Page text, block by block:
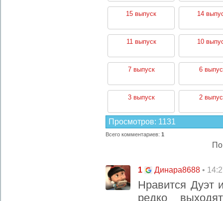
15 выпуск 14
11 выпуск 10
7 выпуск 6
3 выпуск 2
Просмотров: 1131
Всего комментариев: 1
1 Динара8688 •
Нравится Дуэт
редко